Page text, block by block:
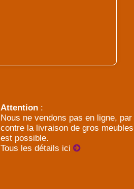
Attention :
Nous ne vendons pas en ligne, par
contre la livraison de gros meubles
est possible.
Tous les détails ici